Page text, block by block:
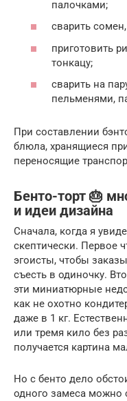
палочками;
сварить
приготовить
тонкацу;
сварить на
пельменями,
При составлении
блюла, хранящиеся
переносящие
Бенто-торт 🎂
и идеи дизайна
Сначала, когда я
скептически. Первое
эгоисты, чтобы
съесть в одиночку.
эти миниатюрные
как не охотно
даже в 1 кг.
или тремя кило без
получается картина
Но с бенто дело
одного замеса можно